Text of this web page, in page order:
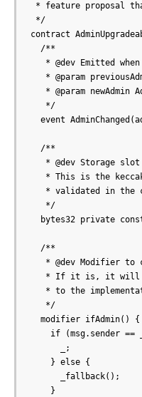
* feature proposal
*/
contract
  /**
* @dev Emitted
* @param
* @param newAdmin
   */
event
  /**
* @dev Storage
* This is the
* validated in the
   */
bytes32 private
  /**
* @dev Modifier to
* If it is, it
* to the
   */
  modifier ifAdmin() {
if (msg.sender ==
      _;
    } else {
      _fallback();
    }